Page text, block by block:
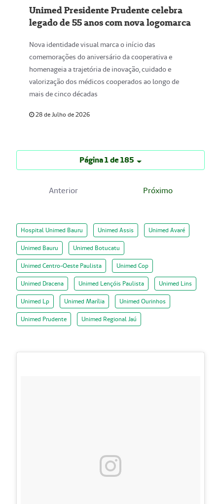
Unimed Presidente Prudente celebra
legado de 55 anos com nova logomarca
Nova identidade visual marca o início das
comemorações do aniversário da cooperativa e
homenageia a trajetória de inovação, cuidado e
valorização dos médicos cooperados ao longo de
mais de cinco décadas
28 de Julho de 2026
Página 1 de 185
Anterior Próximo
Hospital Unimed Bauru Unimed Assis Unimed Avaré
Unimed Bauru Unimed Botucatu
Unimed Centro-Oeste Paulista Unimed Cop
Unimed Dracena Unimed Lençóis Paulista Unimed Lins
Unimed Lp Unimed Marília Unimed Ourinhos
Unimed Prudente Unimed Regional Jaú